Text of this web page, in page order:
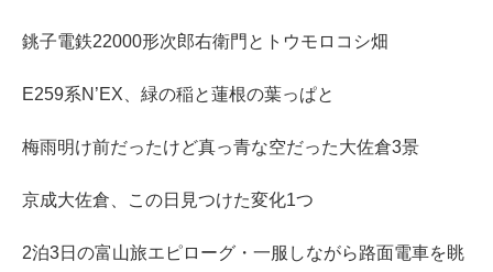
銚子電鉄22000形次郎右衛門とトウモロコシ畑
E259系N’EX、緑の稲と蓮根の葉っぱと
梅雨明け前だったけど真っ青な空だった大佐倉3景
京成大佐倉、この日見つけた変化1つ
2泊3日の富山旅エピローグ・一服しながら路面電車を眺